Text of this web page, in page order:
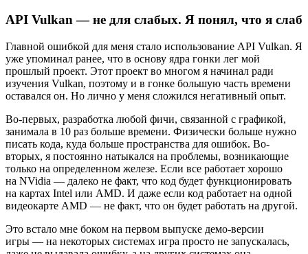
API Vulkan — не для слабых. Я понял, что я слаб
Главной ошибкой для меня стало использование API Vulkan. Я
уже упоминал ранее, что в основу ядра гонки лег мой
прошлый проект. Этот проект во многом я начинал ради
изучения Vulkan, поэтому и в гонке большую часть времени
оставался он. Но лично у меня сложился негативный опыт.
Во‑первых, разработка любой фичи, связанной с графикой,
занимала в 10 раз больше времени. Физически больше нужно
писать кода, куда больше пространства для ошибок. Во-
вторых, я постоянно натыкался на проблемы, возникающие
только на определенном железе. Если все работает хорошо
на NVidia — далеко не факт, что код будет функционировать
на картах Intel или AMD. И даже если код работает на одной
видеокарте AMD — не факт, что он будет работать на другой.
Это встало мне боком на первом выпуске демо-версии
игры — на некоторых системах игра просто не запускалась,